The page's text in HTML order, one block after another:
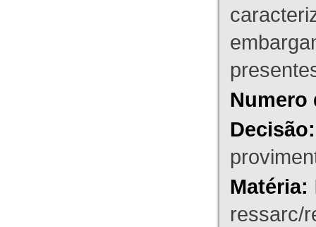
Numero
Decisão:
Matéria:
ressarc/